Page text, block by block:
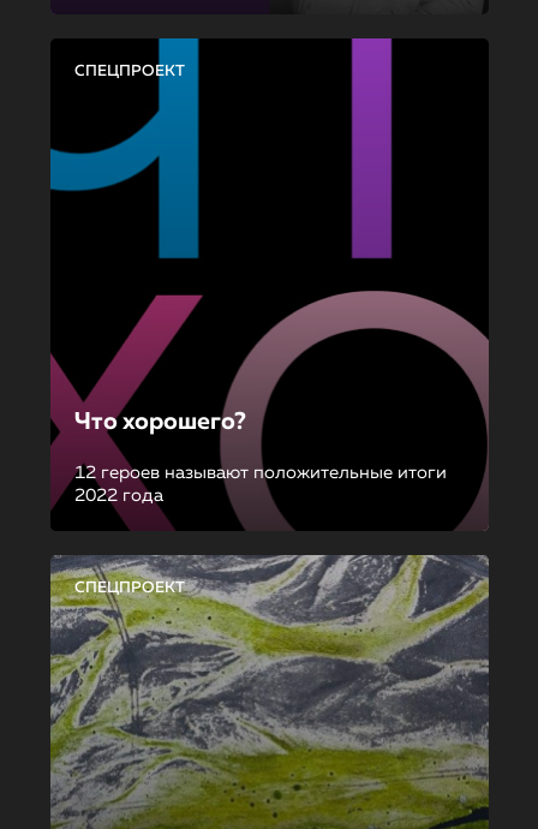
СПЕЦПРОЕКТ
Что хорошего?
12 героев называют положительные итоги
2022 года
СПЕЦПРОЕКТ